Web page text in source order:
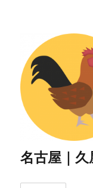
名古屋｜